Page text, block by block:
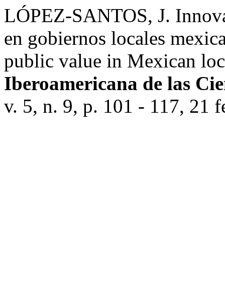
LÓPEZ-SANTOS, J.
en gobiernos locales
public value in Mexican
Iberoamericana de las
v. 5, n. 9, p. 101 - 117, 21